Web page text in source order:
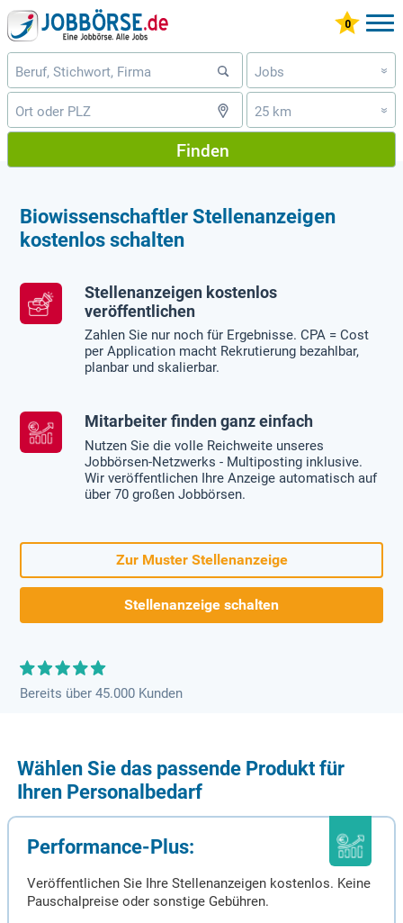
Jobs »
25 km »
Finden
Biowissenschaftler Stellenanzeigen
kostenlos schalten
Stellenanzeigen kostenlos
veröffentlichen
Zahlen Sie nur noch für Ergebnisse. CPA = Cost
per Application macht Rekrutierung bezahlbar,
planbar und skalierbar.
Mitarbeiter finden ganz einfach
Nutzen Sie die volle Reichweite unseres
Jobbörsen-Netzwerks - Multiposting inklusive.
Wir veröffentlichen Ihre Anzeige automatisch auf
über 70 großen Jobbörsen.
Zur Muster Stellenanzeige
Stellenanzeige schalten
Bereits über 45.000 Kunden
Wählen Sie das passende Produkt für
Ihren Personalbedarf
Performance-Plus:
Veröffentlichen Sie Ihre Stellenanzeigen kostenlos. Keine
Pauschalpreise oder sonstige Gebühren.